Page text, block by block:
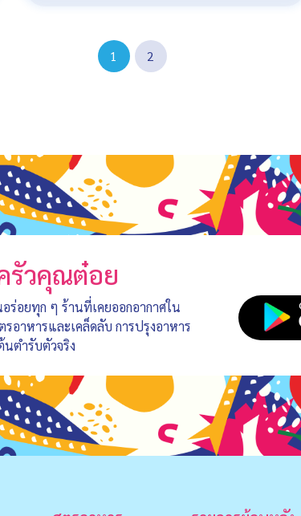
1 2
รัวคุณต๋อย
ร่อยทุก ๆ ร้านที่เคยออกอากาศใน
อาหารและเคล็ดลับ การปรุงอาหาร
นตำรับตัวจริง